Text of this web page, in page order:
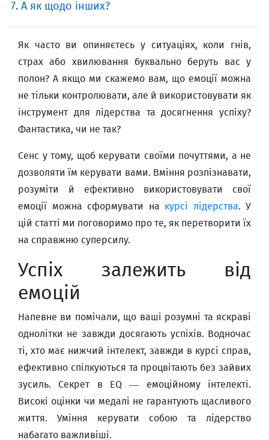
А як щодо інших?
Як часто ви опиняєтесь у ситуаціях, коли гнів,
страх або хвилювання буквально беруть вас у
полон? А якщо ми скажемо вам, що емоції можна
не тільки контролювати, але й використовувати як
інструмент для лідерства та досягнення успіху?
Фантастика, чи не так?
Сенс у тому, щоб керувати своїми почуттями, а не
дозволяти їм керувати вами. Вміння розпізнавати,
розуміти й ефективно використовувати свої
емоції можна сформувати на курсі лідерства. У
цій статті ми поговоримо про те, як перетворити їх
на справжню суперсилу.
Успіх залежить від
емоцій
Напевне ви помічали, що ваші розумні та яскраві
однолітки не завжди досягають успіхів. Водночас
ті, хто має нижчий інтелект, завжди в курсі справ,
ефективно спілкуються та процвітають без зайвих
зусиль. Секрет в EQ — емоційному інтелекті.
Високі оцінки чи медалі не гарантують щасливого
життя. Уміння керувати собою та лідерство
набагато важливіші.